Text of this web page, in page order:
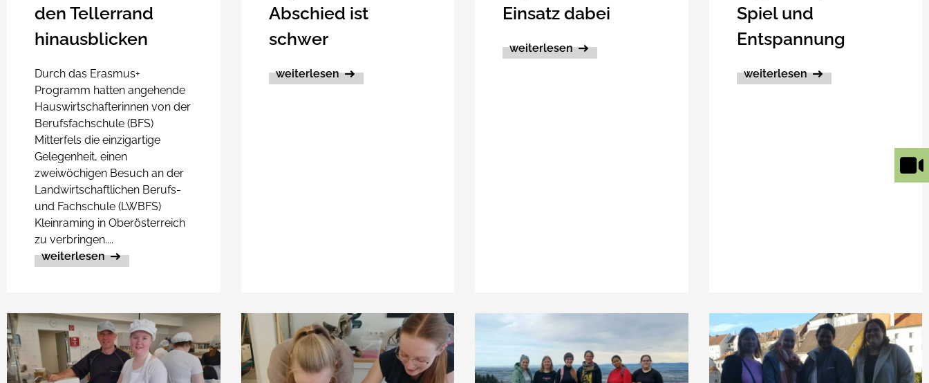
den Tellerrand
hinausblicken
Durch das Erasmus+
Programm hatten angehende
Hauswirtschafterinnen von der
Berufsfachschule (BFS)
Mitterfels die einzigartige
Gelegenheit, einen
zweiwöchigen Besuch an der
Landwirtschaftlichen Berufs-
und Fachschule (LWBFS)
Kleinraming in Oberösterreich
zu verbringen....
weiterlesen
Abschied ist
schwer
weiterlesen
Einsatz dabei
weiterlesen
Spiel und
Entspannung
weiterlesen